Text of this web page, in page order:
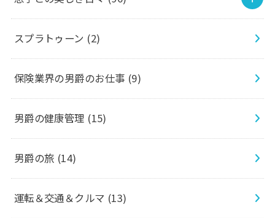
スプラトゥーン (2)
保険業界の男爵のお仕事 (9)
男爵の健康管理 (15)
男爵の旅 (14)
運転＆交通＆クルマ (13)